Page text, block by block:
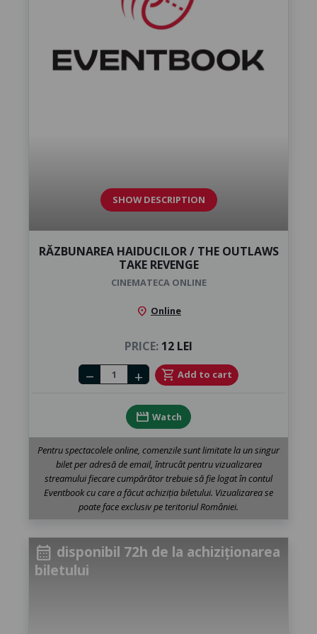
SHOW DESCRIPTION
RĂZBUNAREA HAIDUCILOR / THE OUTLAWS
TAKE REVENGE
CINEMATECA ONLINE
location_on Online
PRICE: 12 LEI
Number of tickets
remove add shopping_cart Add to cart
movie Watch
Pentru spectacolele online, comenzile sunt limitate la un singur
bilet per adresă de email, întrucât pentru vizualizarea
streamului fiecare cumpărător trebuie să fie logat în contul
Eventbook cu care a făcut achiziția biletului. Vizualizarea se
poate face exclusiv pe teritoriul României.
calendar_month disponibil 72h de la achiziționarea
biletului